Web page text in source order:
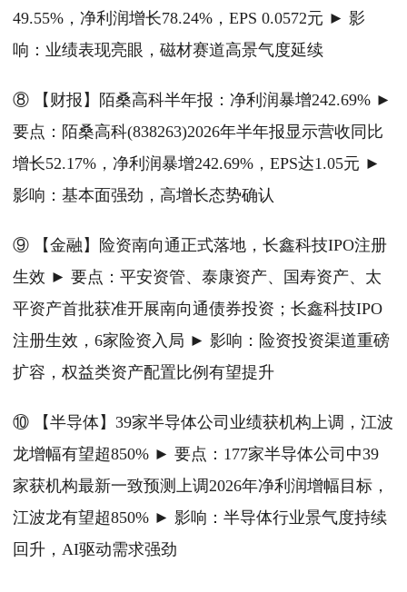
49.55%，净利润增长78.24%，EPS 0.0572元 ► 影
响：业绩表现亮眼，磁材赛道高景气度延续
⑧ 【财报】陌桑高科半年报：净利润暴增242.69% ►
要点：陌桑高科(838263)2026年半年报显示营收同比
增长52.17%，净利润暴增242.69%，EPS达1.05元 ►
影响：基本面强劲，高增长态势确认
⑨ 【金融】险资南向通正式落地，长鑫科技IPO注册
生效 ► 要点：平安资管、泰康资产、国寿资产、太
平资产首批获准开展南向通债券投资；长鑫科技IPO
注册生效，6家险资入局 ► 影响：险资投资渠道重磅
扩容，权益类资产配置比例有望提升
⑩ 【半导体】39家半导体公司业绩获机构上调，江波
龙增幅有望超850% ► 要点：177家半导体公司中39
家获机构最新一致预测上调2026年净利润增幅目标，
江波龙有望超850% ► 影响：半导体行业景气度持续
回升，AI驱动需求强劲